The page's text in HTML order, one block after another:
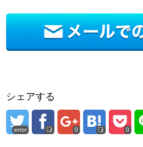
シェアする
error 0 0